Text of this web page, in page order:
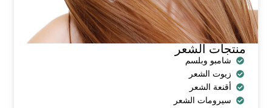
منتجات الشعر
شامبو وبلسم
زيوت الشعر
أقنعة الشعر
سيرومات الشعر